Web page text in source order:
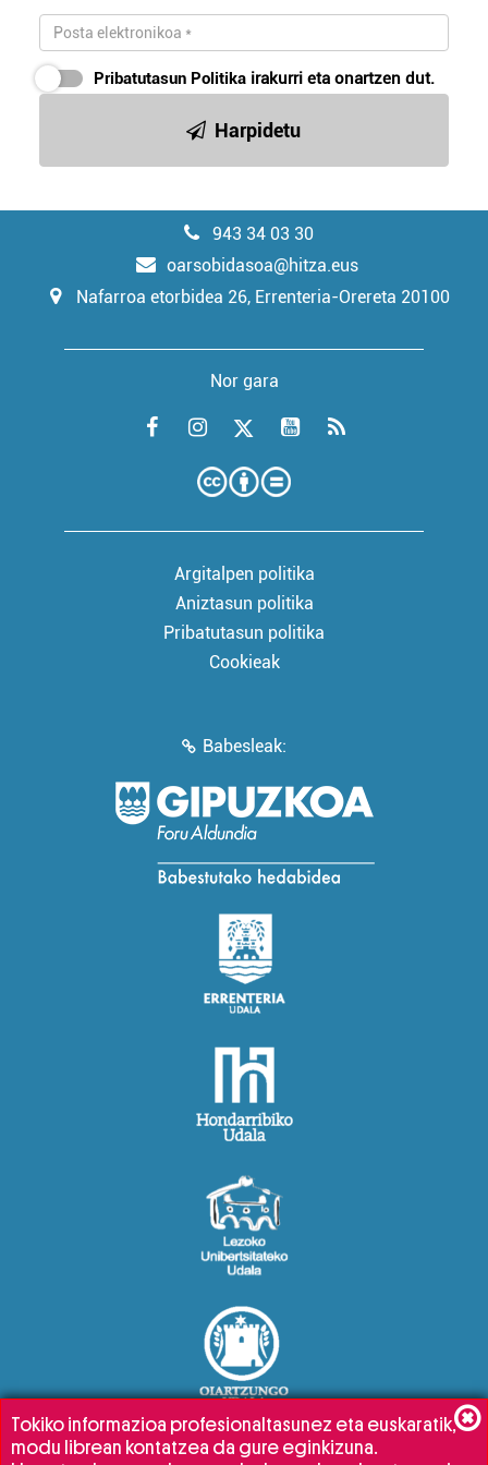
Pribatutasun Politika irakurri eta onartzen dut.
Harpidetu
943 34 03 30
oarsobidasoa@hitza.eus
Nafarroa etorbidea 26, Errenteria-Orereta 20100
Nor gara
Argitalpen politika
Aniztasun politika
Pribatutasun politika
Cookieak
Babesleak:
Tokiko informazioa profesionaltasunez eta euskaratik,
modu librean kontatzea da gure eginkizuna.